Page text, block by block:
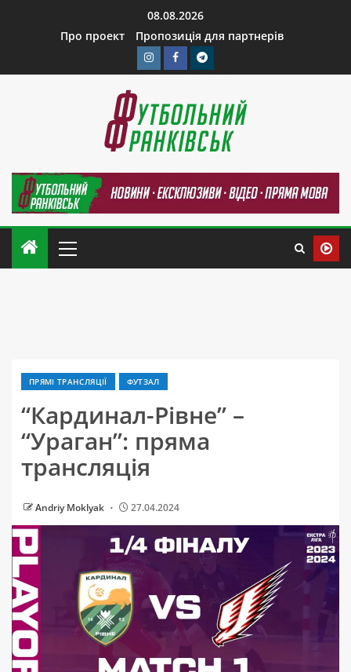
08.08.2026
Про проект
Пропозиція для партнерів
ПРЯМІ ТРАНСЛЯЦІЇ ФУТЗАЛ
“Кардинал-Рівне” –
“Ураган”: пряма
трансляція
Andriy Moklyak 27.04.2024